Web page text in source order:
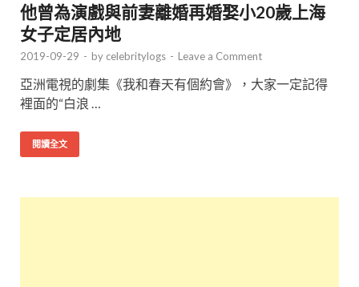
他曾為演戲與前妻離婚再婚娶小20歲上海
女子定居內地
2019-09-29 - by celebritylogs - Leave a Comment
亞洲電視的劇集《我和春天有個約會》，大家一定記得
裡面的“白浪 …
閱讀全文